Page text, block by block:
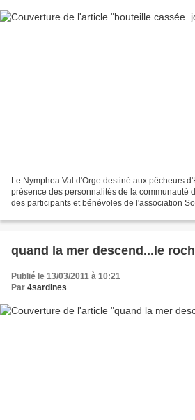
Le Nymphea Val d'Orge destiné aux pêcheurs
présence des personnalités de la communauté
des participants et bénévoles de l'association
quand la mer descend...le
Publié le 13/03/2011 à 10:21
Par 4sardines